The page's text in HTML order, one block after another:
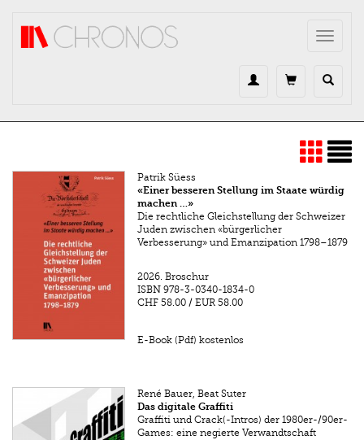
Toggle
Patrik Süess
«Einer besseren Stellung im Staate würdig
machen …»
Die rechtliche Gleichstellung der Schweizer
Juden zwischen «bürgerlicher
Verbesserung» und Emanzipation 1798–1879
2026. Broschur
ISBN 978-3-0340-1834-0
CHF 58.00 /EUR 58.00
E-Book (Pdf) kostenlos
René Bauer, Beat Suter
Das digitale Graffiti
Graffiti und Crack(-Intros) der 1980er-/90er-
Games: eine negierte Verwandtschaft